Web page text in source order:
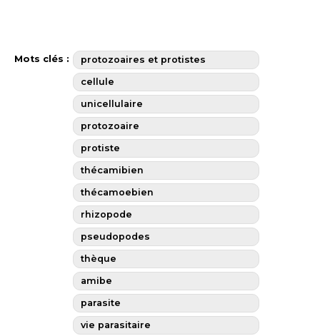
Mots clés : protozoaires et protistes
cellule
unicellulaire
protozoaire
protiste
thécamibien
thécamoebien
rhizopode
pseudopodes
thèque
amibe
parasite
vie parasitaire